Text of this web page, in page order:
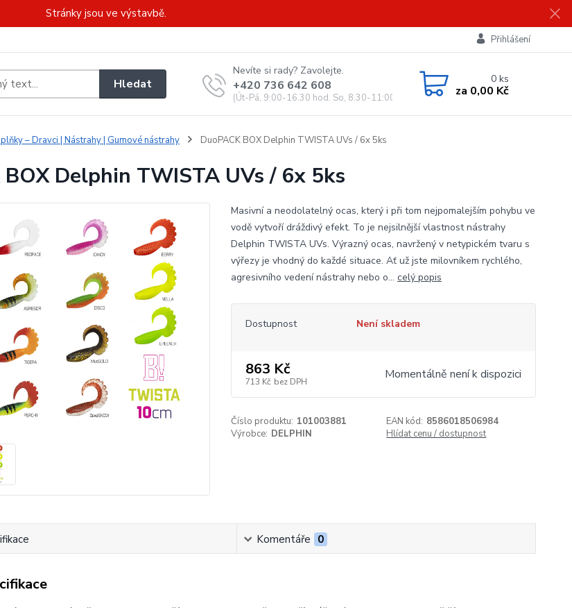
Stránky jsou ve výstavbě.
Přihlášení
Hledat
Nevíte si rady? Zavolejte.
+420 736 642 608
(Út-Pá, 9:00-16.30 hod. So, 8.30-11:00 hod.)
0ks
za 0,00 Kč
– Dravci | Nástrahy | Gumové nástrahy DuoPACK BOX Delphin TWISTA UVs / 6x 5ks
BOX Delphin TWISTA UVs / 6x 5ks
Masivní a neodolatelný ocas, který i při tom nejpomalejším pohybu ve
vodě vytvoří dráždivý efekt. To je nejsilnější vlastnost nástrahy
Delphin TWISTA UVs. Výrazný ocas, navržený v netypickém tvaru s
výřezy je vhodný do každé situace. Ať už jste milovníkem rychlého,
agresivního vedení nástrahy nebo o... celý popis
Dostupnost Není skladem
863 Kč
713 Kč bez DPH Momentálně není k dispozici
Číslo produktu: 101003881 EAN kód: 8586018506984
Výrobce: DELPHIN Hlídat cenu / dostupnost
Komentáře 0